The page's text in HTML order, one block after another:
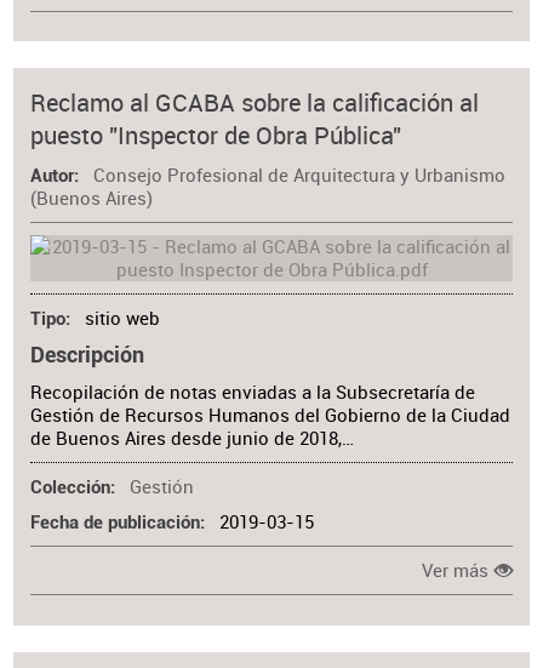
Reclamo al GCABA sobre la calificación al
puesto "Inspector de Obra Pública"
Autor
Consejo Profesional de Arquitectura y Urbanismo
(Buenos Aires)
Tipo sitio web
Descripción
Recopilación de notas enviadas a la Subsecretaría de
Gestión de Recursos Humanos del Gobierno de la Ciudad
de Buenos Aires desde junio de 2018,…
Colección Gestión
Fecha de publicación 2019-03-15
Ver más